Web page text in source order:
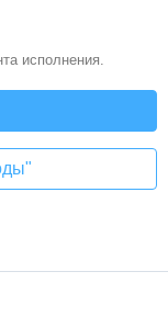
исполнения.